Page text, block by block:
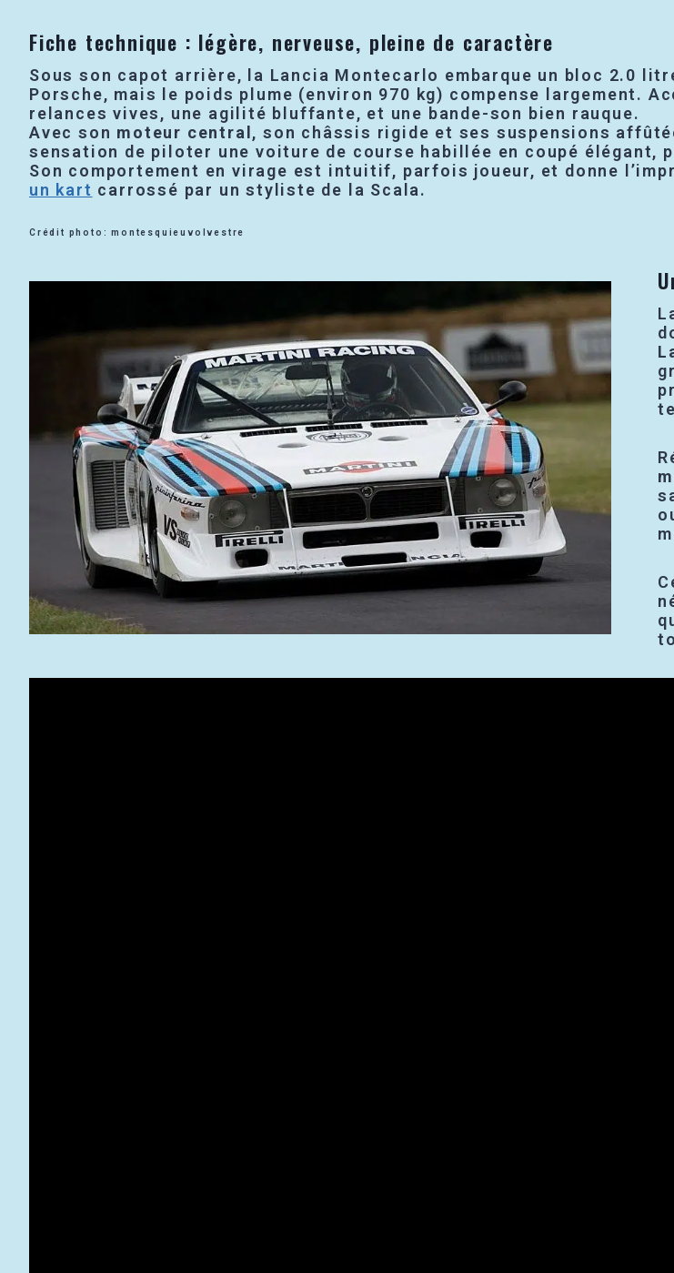
Fiche technique : légère, nerveuse, pleine de caractère
Sous son capot arrière, la Lancia Montecarlo embarque un bloc 2.0
Porsche, mais le poids plume (environ 970 kg) compense largement.
relances vives, une agilité bluffante, et une bande-son bien rauque.
Avec son moteur central, son châssis rigide et ses suspensions
sensation de piloter une voiture de course habillée en coupé élégant,
Son comportement en virage est intuitif, parfois joueur, et donne
un kart carrossé par un styliste de la Scala.
Crédit photo: montesquieuvolvestre